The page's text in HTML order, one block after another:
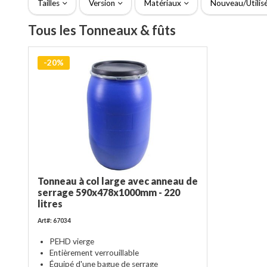
Tailles Version Matériaux Nouveau/
Tous les Tonneaux & fûts
-20%
Tonneau à col large avec anneau de
serrage 590x478x1000mm - 220
litres
Art#: 67034
PEHD vierge
Entièrement verrouillable
Équipé d'une bague de serrage